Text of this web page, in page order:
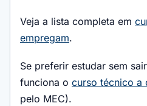
Veja a lista completa em
empregam.
Se preferir estudar sem
funciona o curso técnico a
pelo MEC).